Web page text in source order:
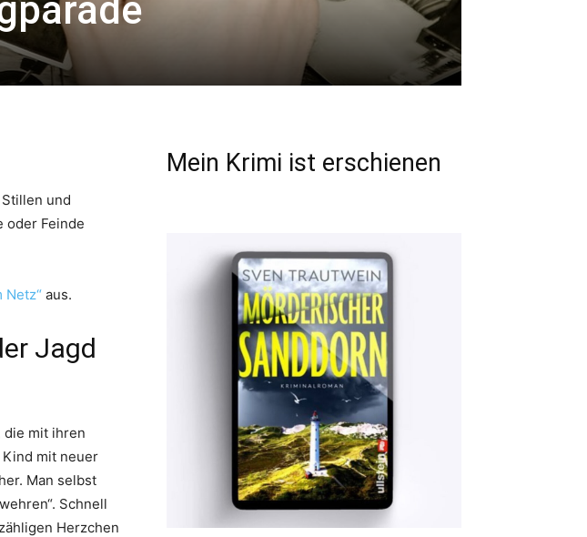
und
oder Feinde
Netz“ aus.
Jagd
die mit ihren
mit neuer
Man selbst
Schnell
Herzchen
Mein Krimi ist erschienen